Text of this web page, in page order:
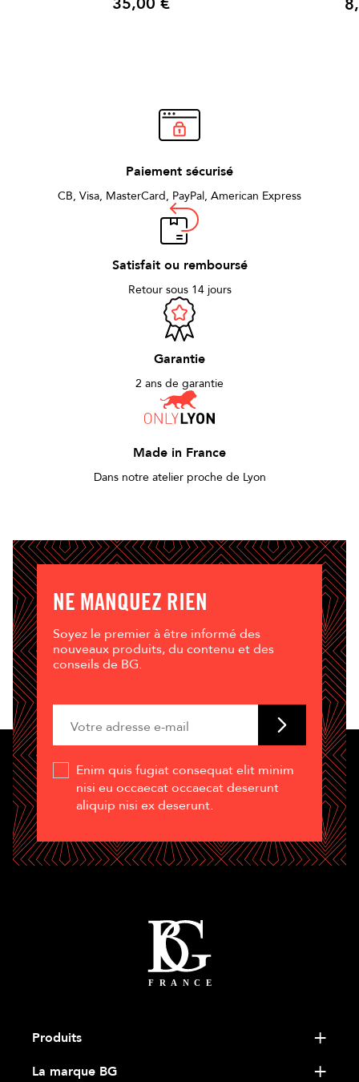
Prix Prix
Paiement sécurisé
CB, Visa, MasterCard, PayPal, American Express
Satisfait ou remboursé
Retour sous 14 jours
Garantie
2 ans de garantie
Made in France
Dans notre atelier proche de Lyon
NE MANQUEZ RIEN
Soyez le premier à être informé des
nouveaux produits, du contenu et des
conseils de BG.
Enim quis fugiat consequat elit minim
nisi eu occaecat occaecat deserunt
aliquip nisi ex deserunt.
Produits
La marque BG